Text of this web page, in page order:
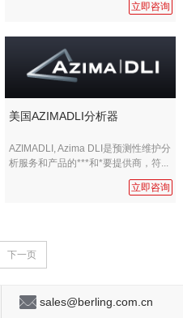
立即咨询
美国AZIMADLI分析器
AZIMADLI, Azima DLI是预测性维护分
析服务和产品的***和*要提供商，符...
立即咨询
下一页
sales@berling.com.cn